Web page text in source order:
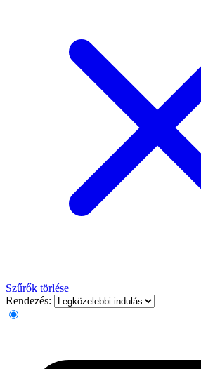
Szűrők törlése
Rendezés: